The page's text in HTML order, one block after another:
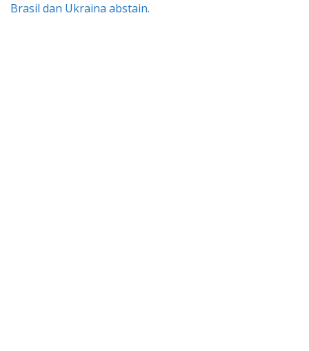
Brasil dan Ukraina abstain.